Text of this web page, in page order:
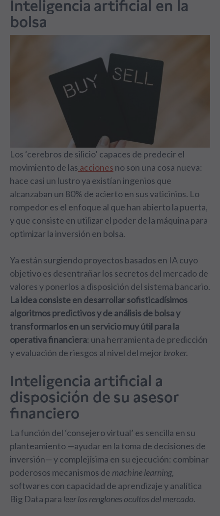
Inteligencia artificial en la
bolsa
Los ‘cerebros de silicio’ capaces de predecir el
movimiento de las acciones no son una cosa nueva:
hace casi un lustro ya existían ingenios que
alcanzaban un 80% de acierto en sus vaticinios. Lo
rompedor es el enfoque al que han abierto la puerta,
y que consiste en utilizar el poder de la máquina para
optimizar la inversión en bolsa.
Ya están surgiendo proyectos basados en IA cuyo
objetivo es desentrañar los secretos del mercado de
valores y ponerlos a disposición del sistema bancario.
La idea consiste en desarrollar sofisticadísimos
algoritmos predictivos y de análisis de bolsa y
transformarlos en un servicio muy útil para la
operativa financiera: una herramienta de predicción
y evaluación de riesgos al nivel del mejorbroker.
Inteligencia artificial a
disposición de su asesor
financiero
La función del ‘consejero virtual’ es sencilla en su
planteamiento —ayudar en la toma de decisiones de
inversión— y complejísima en su ejecución: combinar
poderosos mecanismos de machine learning,
softwares con capacidad de aprendizaje y analítica
Big Data para leer los renglones ocultos del mercado.